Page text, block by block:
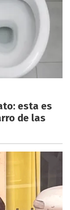
esta es
de las